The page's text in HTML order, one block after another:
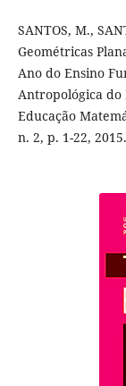
SANTOS, M.,
Geométricas
Ano do Ensino
Antropológica do
Educação
n. 2, p. 1-22, 2015.